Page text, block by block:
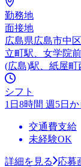
勤務地
面接地
広島県広島市中
立町駅、女学院
(広島)駅、紙屋
シフト
1日8時間 週5日
交通費支給
未経験OK
詳細を見る 応募